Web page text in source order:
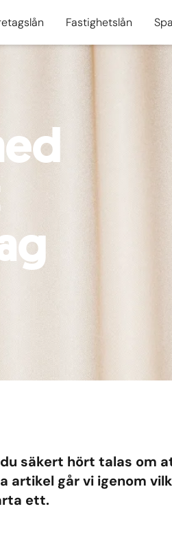
Fastighetslån
säkert hört talas
artikel går vi igenom
ett.